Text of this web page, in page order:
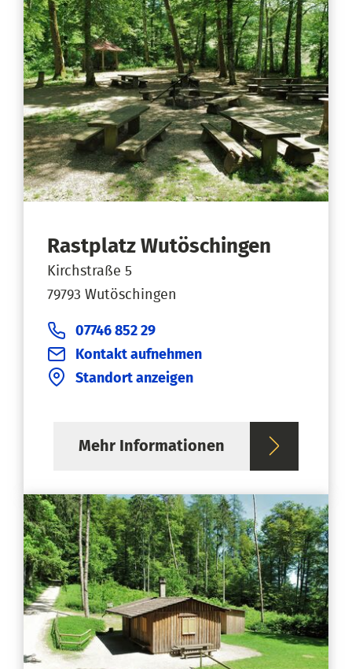
Rastplatz Wutöschingen
Kirchstraße 5
79793 Wutöschingen
07746 852 29
Kontakt aufnehmen
Standort anzeigen
Mehr Informationen